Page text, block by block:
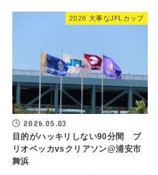
2026 大事なJFLカップ
2026.05.03
目的がハッキリしない90分間 ブ
リオベッカvsクリアソン@浦安市
舞浜